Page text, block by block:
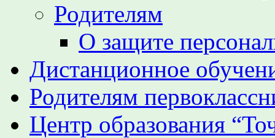
Родителям
О защите
Дистанционное
Родителям
Центр образования